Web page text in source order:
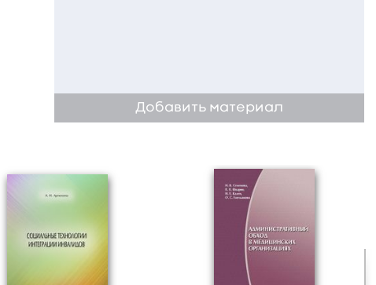
Добавить материал